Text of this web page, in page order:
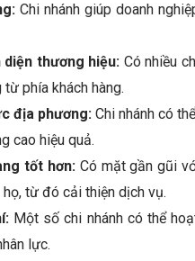
Chi nhánh giúp doanh
thương hiệu: Có nhiều
phía khách hàng.
địa phương: Chi nhánh có
cao hiệu quả.
tốt hơn:Có mặt gần gũi
từ đó cải thiện dịch vụ.
Một số chi nhánh có thể
lực.